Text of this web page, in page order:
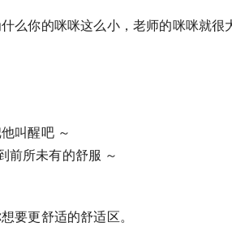
么你的咪咪这么小，老师的咪咪就很
叫醒吧 ～
前所未有的舒服 ～
要更舒适的舒适区。